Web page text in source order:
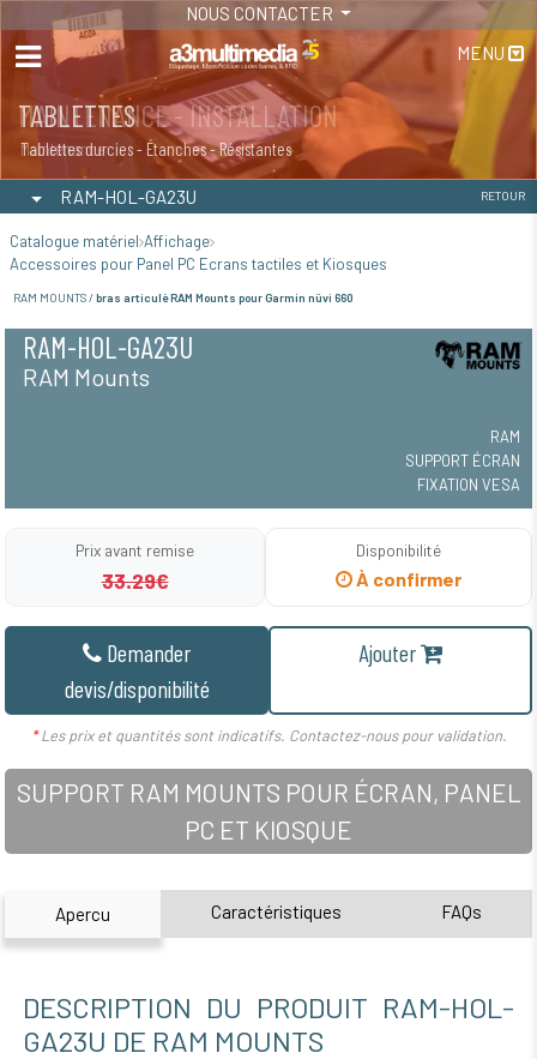
NOUS CONTACTER
MENU
MAINTENANCE - INSTALLATION
Maintenance
TABLETTES
Tablettes durcies - Étanches - Résistantes
RAM-HOL-GA23U RETOUR
Catalogue matériel Affichage
Accessoires pour Panel PC Ecrans tactiles et Kiosques
RAM MOUNTS / bras articulé RAM Mounts pour Garmin nüvi 660
RAM-HOL-GA23U
RAM Mounts
RAM
SUPPORT ÉCRAN
FIXATION VESA
Prix avant remise
33.29€
Disponibilité
À confirmer
Demander
devis/disponibilité
Ajouter
*Les prix et quantités sont indicatifs. Contactez-nous pour validation.
SUPPORT RAM MOUNTS POUR ÉCRAN, PANEL
PC ET KIOSQUE
Apercu Caractéristiques FAQs
DESCRIPTION DU PRODUIT RAM-HOL-
GA23U DE RAM MOUNTS